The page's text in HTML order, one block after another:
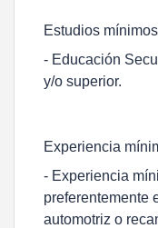
Estudios mínimos
- Educación
y/o superior.
Experiencia
- Experiencia
preferentemente
automotriz o